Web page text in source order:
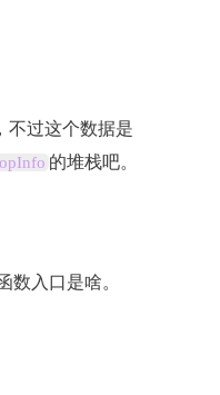
不过这个数据是
的堆栈吧。
数入口是啥。